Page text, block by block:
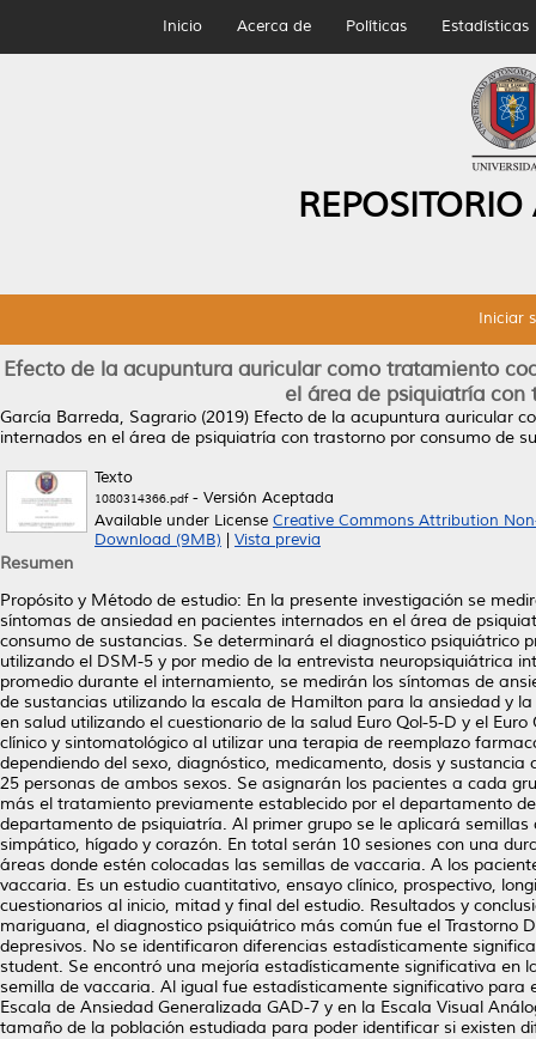
Inicio Acerca de Políticas Estadísticas
Iniciar
Efecto de la acupuntura auricular como tratamiento
el área de psiquiatría con
García Barreda, Sagrario (2019) Efecto de la acupuntura auricular
internados en el área de psiquiatría con trastorno por consumo de
Texto
1080314366.pdf- Versión Aceptada
Available under License Creative Commons Attribution
Download (9MB)
Vista previa
Resumen
Propósito y Método de estudio: En la presente investigación se
síntomas de ansiedad en pacientes internados en el área de
consumo de sustancias. Se determinará el diagnostico psiquiátrico
utilizando el DSM-5 y por medio de la entrevista neuropsiquiátrica
promedio durante el internamiento, se medirán los síntomas de
de sustancias utilizando la escala de Hamilton para la ansiedad y
en salud utilizando el cuestionario de la salud Euro Qol-5-D y el
clínico y sintomatológico al utilizar una terapia de reemplazo
dependiendo del sexo, diagnóstico, medicamento, dosis y
25 personas de ambos sexos. Se asignarán los pacientes a cada
más el tratamiento previamente establecido por el departamento
departamento de psiquiatría. Al primer grupo se le aplicará
simpático, hígado y corazón. En total serán 10 sesiones con una
áreas donde estén colocadas las semillas de vaccaria. A los
vaccaria. Es un estudio cuantitativo, ensayo clínico, prospectivo,
cuestionarios al inicio, mitad y final del estudio. Resultados y
mariguana, el diagnostico psiquiátrico más común fue el Trastorno
depresivos. No se identificaron diferencias estadísticamente
student. Se encontró una mejoría estadísticamente significativa en
semilla de vaccaria. Al igual fue estadísticamente significativo para
Escala de Ansiedad Generalizada GAD-7 y en la Escala Visual
tamaño de la población estudiada para poder identificar si existen